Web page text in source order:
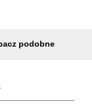
podobne